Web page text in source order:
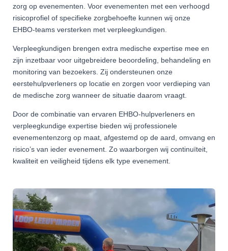
zorg op evenementen. Voor evenementen met een verhoogd
risicoprofiel of specifieke zorgbehoefte kunnen wij onze
EHBO‑teams versterken met verpleegkundigen.
Verpleegkundigen brengen extra medische expertise mee en
zijn inzetbaar voor uitgebreidere beoordeling, behandeling en
monitoring van bezoekers. Zij ondersteunen onze
eerstehulpverleners op locatie en zorgen voor verdieping van
de medische zorg wanneer de situatie daarom vraagt.
Door de combinatie van ervaren EHBO‑hulpverleners en
verpleegkundige expertise bieden wij professionele
evenementenzorg op maat, afgestemd op de aard, omvang en
risico’s van ieder evenement. Zo waarborgen wij continuïteit,
kwaliteit en veiligheid tijdens elk type evenement.